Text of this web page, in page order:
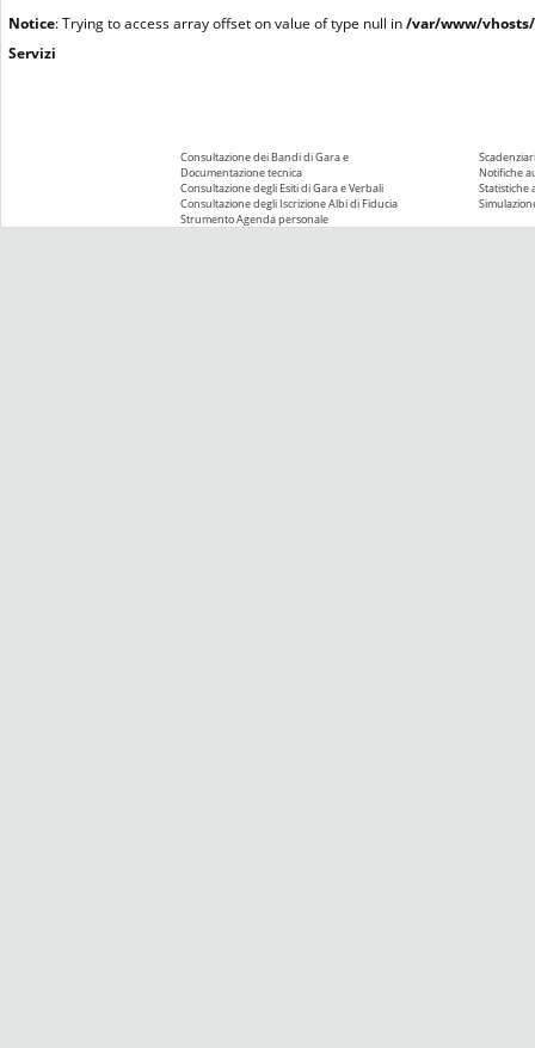
Notice: Trying to access array offset on value of type null in/var/www/
Servizi
Consultazione dei Bandi di Gara e
Documentazione tecnica
Consultazione degli Esiti di Gara e Verbali
Consultazione degli Iscrizione Albi di Fiducia
Strumento Agenda personale
Notifiche
Statistiche